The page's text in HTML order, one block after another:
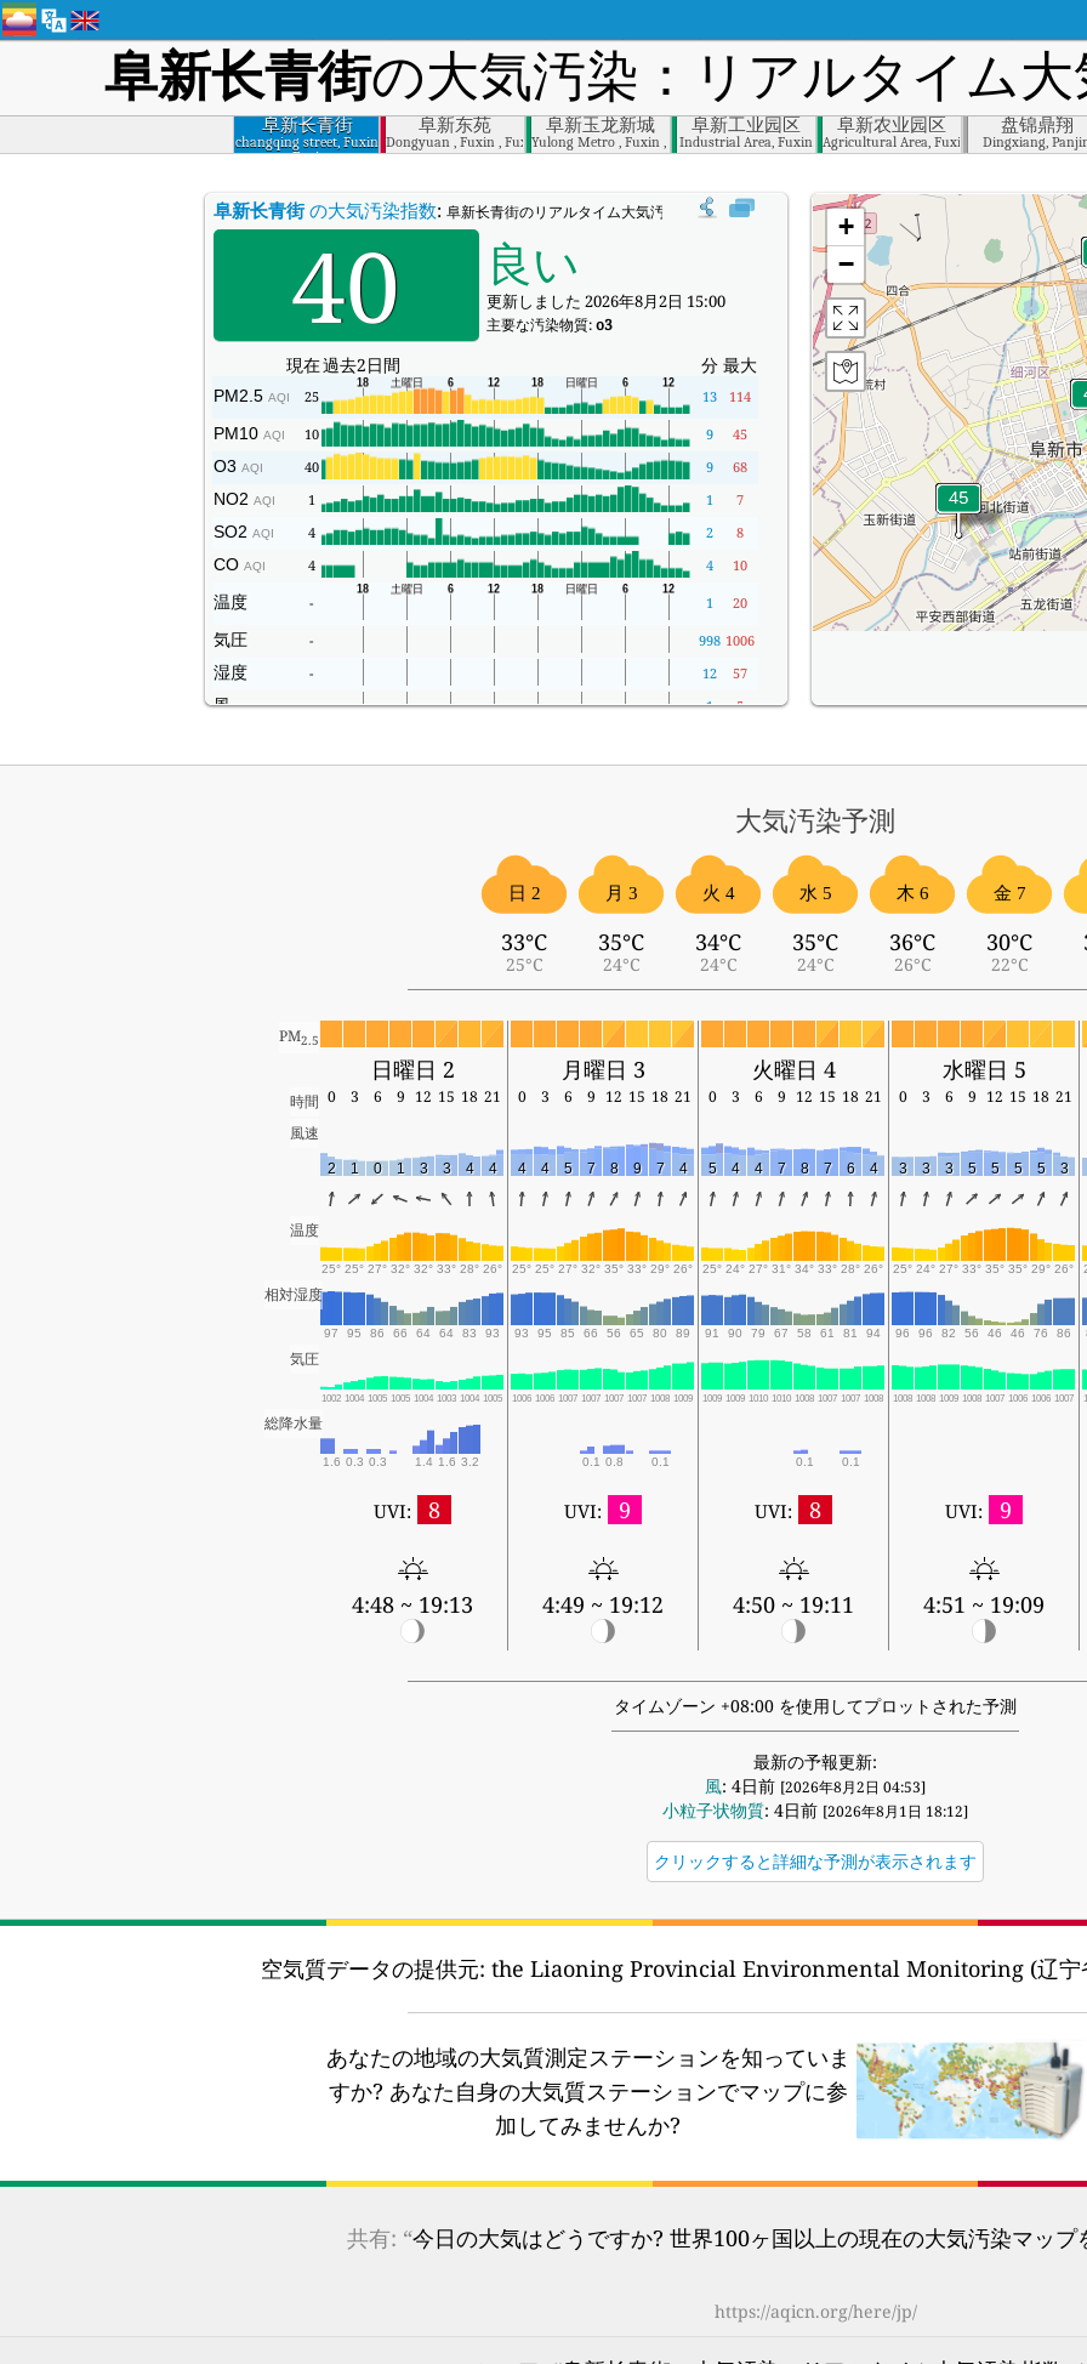
阜新长青街の大気汚染：リアルタイム大
阜新长青街
changqing street, Fuxin
, Fuxin
阜新东苑
Dongyuan , Fuxin , Fuxin
阜新玉龙新城
Yulong Metro , Fuxin , Fuxin
阜新工业园区
Industrial Area, Fuxin
阜新农业园区
Agricultural Area, Fuxin
盘锦鼎翔
Dingxiang,
阜新长青街の大気汚染指数: 阜新长青街のリアルタイム大気汚染指数（AQI）。
40 良い
更新しました 2026年8月2日 15:00
主要な汚染物質:o3
現在過去2日間 分 最大
PM2.5 AQI 25 13 114
PM10 AQI 10 9 45
O3 AQI 40 9 68
NO2 AQI 1 1 7
SO2 AQI 4 2 8
CO AQI 4 4 10
温度 - 1 20
気圧 - 998 1006
湿度 - 12 57
風 - 1 5
+
−
大気汚染予測
日 2
33°C
25°C
月 3
35°C
24°C
火 4
34°C
24°C
水 5
35°C
24°C
木 6
36°C
26°C
金 7
30°C
22°C
PM2.5
日曜日 2 月曜日 3 火曜日 4 水曜日 5
時間 0 3 6 9 12 15 18 21 0 3 6 9 12 15 18 21 0 3 6 9 12 15 18 21 0 3 6 9 12 15 18 21
風速
2 1 0 1 3 3 4 4 4 4 5 7 8 9 7 4 5 4 4 7 8 7 6 4 3 3 3 5 5 5 5 3
温度
25° 25° 27° 32° 32° 33° 28° 26° 25° 25° 27° 32° 35° 33° 29° 26° 25° 24° 27° 31° 34° 33° 28° 26° 25° 24° 27° 33° 35° 35° 29° 26°
相対湿度
97 95 86 66 64 64 83 93 93 95 85 66 56 65 80 89 91 90 79 67 58 61 81 94 96 96 82 56 46 46 76 86
気圧
1002 1004 1005 1005 1004 1003 1004 1005 1006 1006 1007 1007 1007 1007 1008 1009 1009 1009 1010 1010 1008 1007 1007 1008 1008 1008 1009 1008 1007 1006 1006 1007
総降水量
1.6 0.3 0.3 1.4 1.6 3.2 0.1 0.8 0.1 0.1 0.1
UVI: 8
4:48 ~ 19:13
UVI: 9
4:49 ~ 19:12
UVI: 8
4:50 ~ 19:11
UVI: 9
4:51 ~ 19:09
タイムゾーン +08:00 を使用してプロットされた予測
最新の予報更新:
風: 4日前 [2026年8月2日 04:53]
小粒子状物質: 4日前 [2026年8月1日 18:12]
クリックすると詳細な予測が表示されます
空気質データの提供元: the Liaoning Provincial Environmental Monitoring (辽宁
あなたの地域の大気質測定ステーションを知っていま
すか? あなた自身の大気質ステーションでマップに参
加してみませんか?
共有: “今日の大気はどうですか? 世界100ヶ国以上の現在の大気汚染マッ
https://aqicn.org/here/jp/